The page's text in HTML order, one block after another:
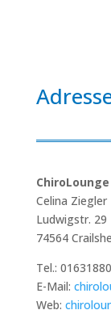
Celina Ziegler
Ludwigstr. 29
74564
Tel.:
E-Mail:
Web: